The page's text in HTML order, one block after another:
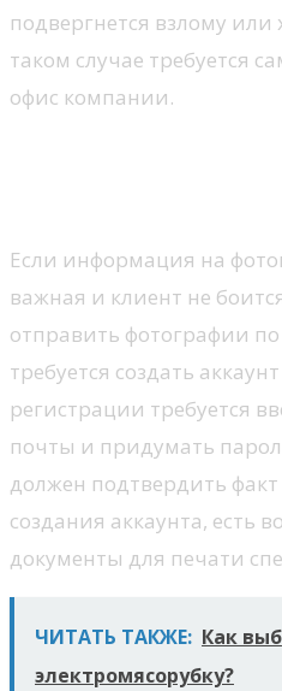
подвергнется взлому или
таком случае требуется
офис компании.
Если информация на
важная и клиент не
отправить фотографии
требуется создать
регистрации требуется
почты и придумать
должен подтвердить
создания аккаунта, есть
документы для печати
ЧИТАТЬ ТАКЖЕ: Как
электромясорубку?